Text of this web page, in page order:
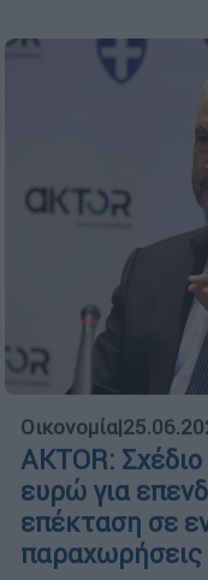
Οικονομία|
AKTOR:
ευρώ για
επέκταση σε
παραχωρήσεις